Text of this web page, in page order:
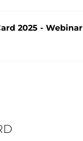
2025 - Webinar